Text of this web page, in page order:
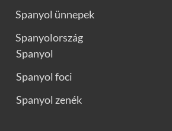
Spanyol ünnepek
Spanyolország
Spanyol
Spanyol foci
Spanyol zenék